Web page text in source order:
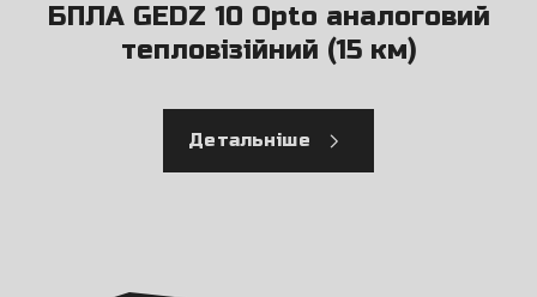
БПЛА GEDZ 10 Opto аналоговий
тепловізійний (15 км)
Детальніше